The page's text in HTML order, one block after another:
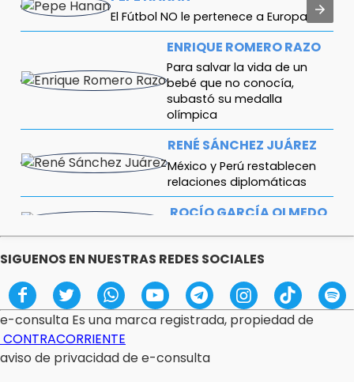
El Fútbol NO le pertenece a Europa
ENRIQUE ROMERO RAZO
Para salvar la vida de un
bebé que no conocía,
subastó su medalla
olímpica
RENÉ SÁNCHEZ JUÁREZ
México y Perú restablecen
relaciones diplomáticas
ROCÍO GARCÍA OLMEDO
Rosario Castellanos
PEDRO RAMÍREZ
De Santo Domingo a Los Ángeles: el
verdadero examen apenas
comienza
SIGUENOS EN NUESTRAS REDES SOCIALES
e-consulta Es una marca registrada, propiedad de
CONTRACORRIENTE
aviso de privacidad de e-consulta